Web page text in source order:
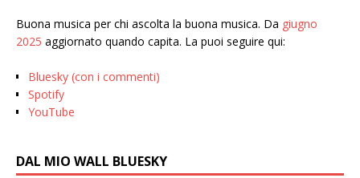
Buona musica per chi ascolta la buona musica. Da giugno
2025 aggiornato quando capita. La puoi seguire qui:
Bluesky (con i commenti)
Spotify
YouTube
DAL MIO WALL BLUESKY